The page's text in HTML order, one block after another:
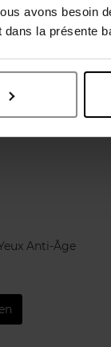
avons besoin
la présente
Anti-Âge